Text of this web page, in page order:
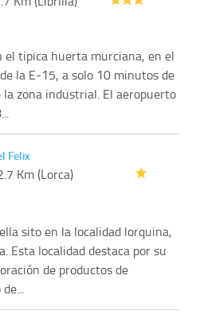
el tipica huerta murciana, en el
la E-15, a solo 10 minutos de
zona industrial. El aeropuerto
Felix
Km (Lorca)
sito en la localidad lorquina,
Esta localidad destaca por su
de productos de